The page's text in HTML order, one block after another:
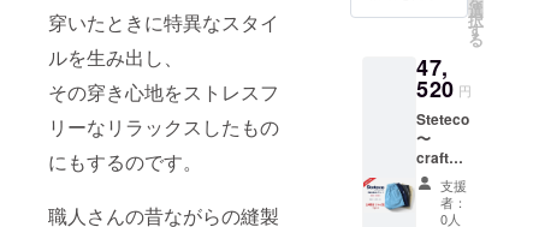
穿いたときに特異なスタイ
ルを生み出し、
その穿き心地をストレスフ
リーなリラックスしたもの
にもするのです。
職人さんの昔ながらの縫製
メッ
問い合
わせく
ださ
い！
しまう
場合が
す。そ
の場
合、活
動報告
にて速
やかに
になる
可能性
もござ
います
旨、ご
了承く
ださ
い。 ※
ご注文
まとめ
割
¥17,160
(税、送
料込)←
一般販
売予定
価格
¥26,400
のとこ
ろ ※ア
イテム
選
択
す
る
47,
520 円
Steteco
〜
craftsm
an
style〜
【職人
支援
者：
0人